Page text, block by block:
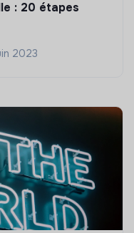
: 20 étapes
2023